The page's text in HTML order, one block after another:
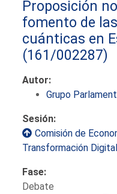
Proposición
fomento de
cuánticas en
(161/002287)
Autor:
Grupo
Sesión:
Comisión de
Transformación
Fase:
Debate